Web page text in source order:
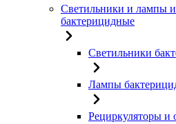
Светильники и лампы
бактерицидные
Светильники
Лампы
Рециркуляторы и